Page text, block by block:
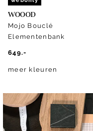
WOOOD
Mojo Bouclé
Elementenbank
649.-
meer kleuren